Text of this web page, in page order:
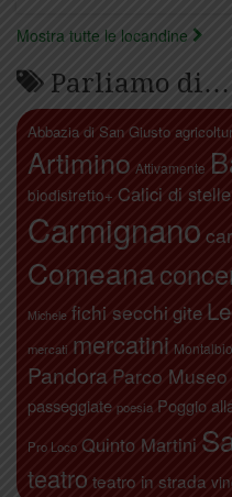
Mostra tutte le locandine
Parliamo di…
Abbazia di San Giusto
Artimino Attivamente
biodistretto+ Calici di stelle
Carmignano
Comeana
Michele fichi secchi gite
mercati mercatini
Pandora Parco
passeggiate poesia Poggio
Pro Loco Quinto Martini
teatro teatro in strada